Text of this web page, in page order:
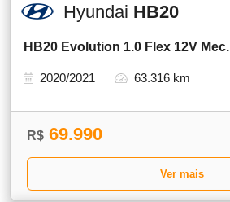
Hyundai HB20
HB20 Evolution 1.0 Flex 12V Mec.
2020/2021 63.316 km
R$ 69.990
Ver mais